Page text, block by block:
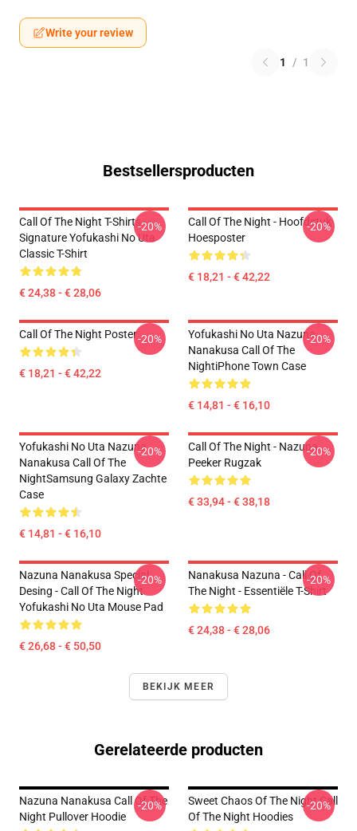
Write your review
1 / 1
Bestsellersproducten
Call Of The Night T-Shirts -
Signature Yofukashi No Uta
Classic T-Shirt
€ 24,38 - € 28,06
-20%
Call Of The Night - Hoofdstuk
Hoesposter
€ 18,21 - € 42,22
-20%
Call Of The Night Poster
€ 18,21 - € 42,22
-20%
Yofukashi No Uta Nazuna
Nanakusa Call Of The
NightiPhone Town Case
€ 14,81 - € 16,10
-20%
Yofukashi No Uta Nazuna
Nanakusa Call Of The
NightSamsung Galaxy Zachte
Case
€ 14,81 - € 16,10
-20%
Call Of The Night - Nazuna
Peeker Rugzak
€ 33,94 - € 38,18
-20%
Nazuna Nanakusa Special
Desing - Call Of The Night
Yofukashi No Uta Mouse Pad
€ 26,68 - € 50,50
-20%
Nanakusa Nazuna - Call Of
The Night - Essentiële T-Shirt
€ 24,38 - € 28,06
-20%
BEKIJK MEER
Gerelateerde producten
Nazuna Nanakusa Call Of The
Night Pullover Hoodie
-20%
Sweet Chaos Of The Night Call
Of The Night Hoodies
-20%